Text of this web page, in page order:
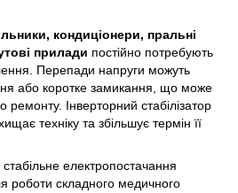
кондиціонери, пральні
прилади постійно потребують
Перепади напруги можуть
або коротке замикання, що може
ремонту. Інверторний стабілізатор
техніку та збільшує термін її
стабільне електропостачання
роботи складного медичного